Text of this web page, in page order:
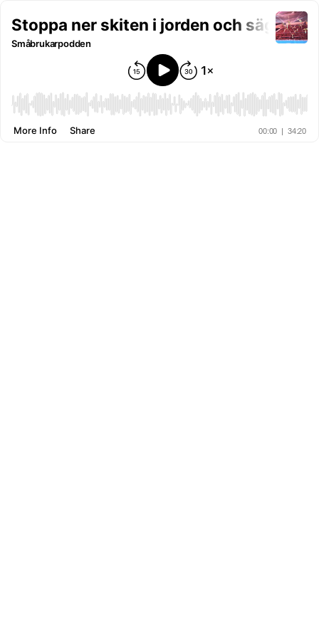
Stoppa ner skiten i jorden och säg "Lev
Småbrukarpodden
00:00 | 34:20
More Info Share